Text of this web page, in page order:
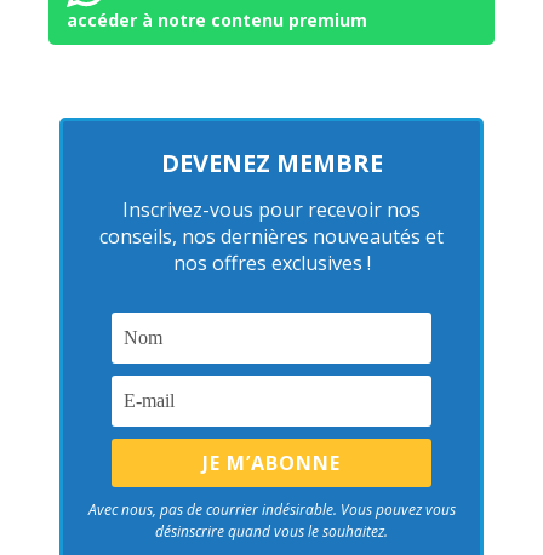
accéder à notre contenu premium
DEVENEZ MEMBRE
Inscrivez-vous pour recevoir nos
conseils, nos dernières nouveautés et
nos offres exclusives !
Avec nous, pas de courrier indésirable. Vous pouvez vous
désinscrire quand vous le souhaitez.